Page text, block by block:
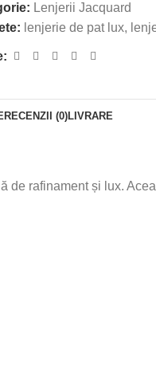
Lenjerii Jacquard
lenjerie de pat lux,
RECENZII (0)LIVRARE
rafinament și lux.